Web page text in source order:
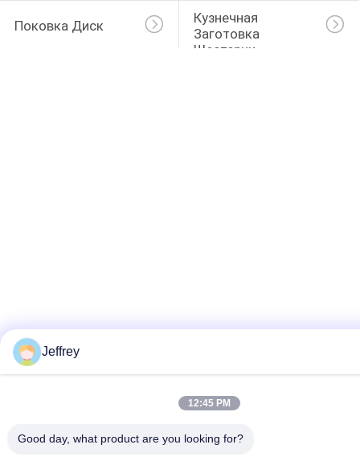
Поковка Диск
Кузнечная
Заготовка
Шестерни
Jeffrey
12:45 PM
Good day, what product are you looking for?